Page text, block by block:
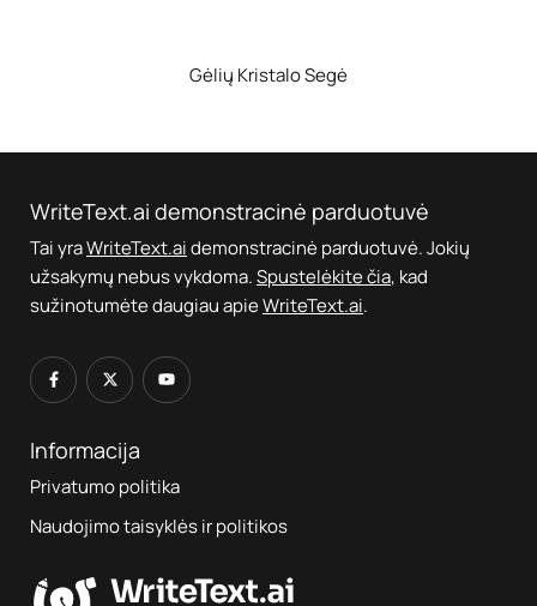
Gėlių Kristalo Segė
WriteText.ai demonstracinė parduotuvė
Tai yraWriteText.aidemonstracinė parduotuvė. Jokių
užsakymų nebus vykdoma.Spustelėkite čia, kad
sužinotumėte daugiau apieWriteText.ai.
Informacija
Privatumo politika
Naudojimo taisyklės ir politikos